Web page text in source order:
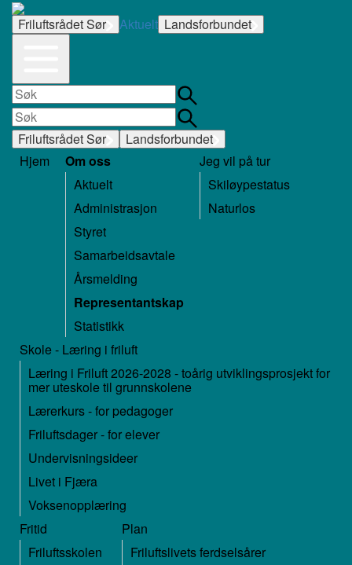
Friluftsrådet Sør Aktuelt Landsforbundet
Friluftsrådet Sør
Landsforbundet
Hjem
Om oss
Aktuelt
Administrasjon
Styret
Samarbeidsavtale
Årsmelding
Representantskap
Statistikk
Jeg vil på tur
Skiløypestatus
Naturlos
Skole - Læring i friluft
Læring i Friluft 2026-2028 - toårig utviklingsprosjekt for
mer uteskole til grunnskolene
Lærerkurs - for pedagoger
Friluftsdager - for elever
Undervisningsideer
Livet i Fjæra
Voksenopplæring
Fritid
Friluftsskolen
Plan
Friluftslivets ferdselsårer